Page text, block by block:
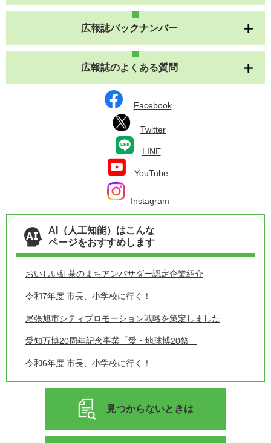
広報誌バックナンバー
広報誌のよくある質問
Facebook
Twitter
LINE
YouTube
Instagram
AI（人工知能）はこんな
ページをおすすめします
おいしい紅茶のまちアンバサダー認定企業紹介
令和7年度 市長、小学校に行く！
尾張旭市シティプロモーション戦略を策定しました
愛知万博20周年記念事業「愛・地球博20祭」
令和6年度 市長、小学校に行く！
見つからないときは